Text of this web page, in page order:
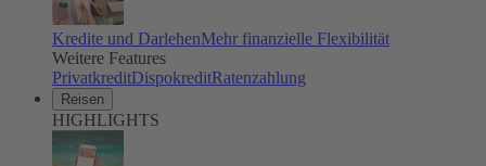
Kredite und DarlehenMehr finanzielle Flexibilität
Weitere Features
PrivatkreditDispokreditRatenzahlung
Reisen
HIGHLIGHTS